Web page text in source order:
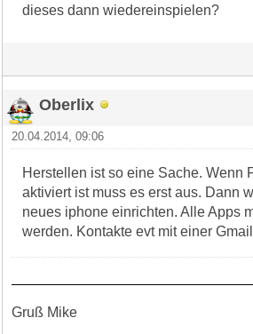
dieses dann wiedereinspielen?
Oberlix
20.04.2014, 09:06
Herstellen ist so eine Sache. Wenn
aktiviert ist muss es erst aus. Dann
neues iphone einrichten. Alle Apps
werden. Kontakte evt mit einer
Gruß Mike